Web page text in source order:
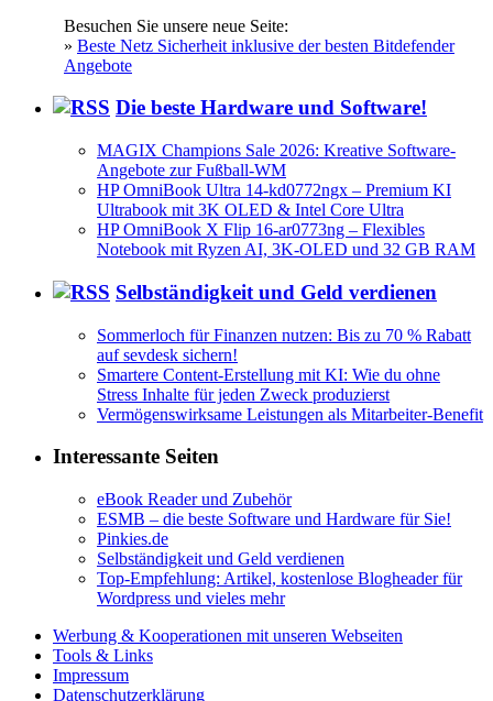
Besuchen Sie unsere neue Seite:
» Beste Netz Sicherheit inklusive der besten Bitdefender
Angebote
Die beste Hardware und Software!
MAGIX Champions Sale 2026: Kreative Software-
Angebote zur Fußball-WM
HP OmniBook Ultra 14-kd0772ngx – Premium KI
Ultrabook mit 3K OLED & Intel Core Ultra
HP OmniBook X Flip 16-ar0773ng – Flexibles
Notebook mit Ryzen AI, 3K-OLED und 32 GB RAM
Selbständigkeit und Geld verdienen
Sommerloch für Finanzen nutzen: Bis zu 70 % Rabatt
auf sevdesk sichern!
Smartere Content-Erstellung mit KI: Wie du ohne
Stress Inhalte für jeden Zweck produzierst
Vermögenswirksame Leistungen als Mitarbeiter-Benefit
Interessante Seiten
eBook Reader und Zubehör
ESMB – die beste Software und Hardware für Sie!
Pinkies.de
Selbständigkeit und Geld verdienen
Top-Empfehlung: Artikel, kostenlose Blogheader für
Wordpress und vieles mehr
Werbung & Kooperationen mit unseren Webseiten
Tools & Links
Impressum
Datenschutzerklärung